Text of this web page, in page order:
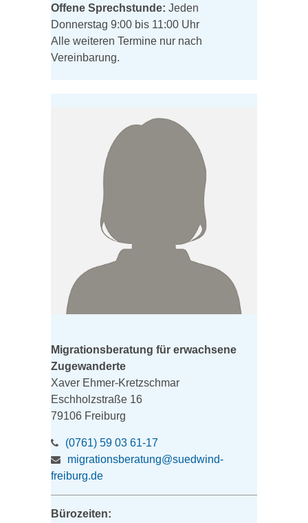
Offene Sprechstunde: Jeden
Donnerstag 9:00 bis 11:00 Uhr
Alle weiteren Termine nur nach
Vereinbarung.
Migrationsberatung für erwachsene
Zugewanderte
Xaver Ehmer-Kretzschmar
Eschholzstraße 16
79106 Freiburg
(0761) 59 03 61-17
migrationsberatung@suedwind-
freiburg.de
Bürozeiten: